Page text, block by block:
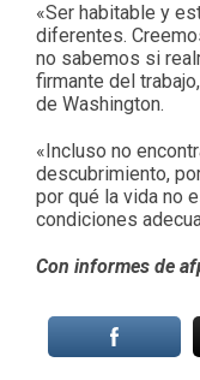
«Ser habitable y
diferentes.
no sabemos si
firmante del
de Washington.
«Incluso no
descubrimiento,
por qué la vida no
condiciones
Con informes de